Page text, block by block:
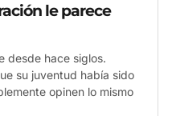
le parece
desde hace siglos.
su juventud había sido
opinen lo mismo